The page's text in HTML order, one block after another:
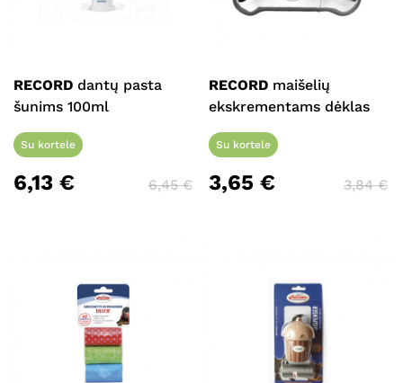
RECORD dantų pasta
šunims 100ml
Su kortele
6,13 € 6,45€
RECORD maišelių
ekskrementams dėklas
Su kortele
3,65€ 3,84€